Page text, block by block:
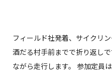
フィールド社発着、サイクリ
酒だる村手前までで折り返し
ながら走行します。 参加定員